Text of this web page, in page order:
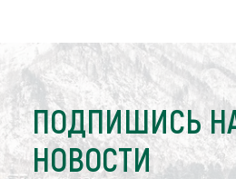
ПОДПИШИСЬ
НОВОСТИ